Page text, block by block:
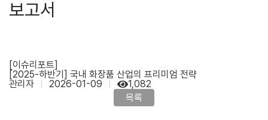
보고서
[이슈리포트]
[2025-하반기] 국내 화장품 산업의 프리미엄 전략
관리자
2026-01-09
1,082
목록